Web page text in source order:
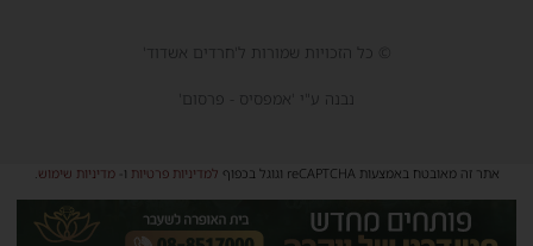
© כל הזכויות שמורות ל'חרדים אשדוד'
נבנה ע"י 'אמפסיס - פרסום'
אתר זה מאובטח באמצעות reCAPTCHA וגוגל בכפוף למדיניות פרטיותו-מדיניות שימוש.